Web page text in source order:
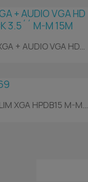
Vista rápida
+ AUDIO VGA HD...
Vista rápida
XGA HPDB15 M-M...